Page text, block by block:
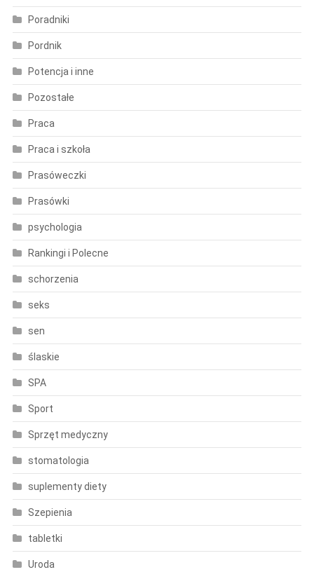
Poradniki
Pordnik
Potencja i inne
Pozostałe
Praca
Praca i szkoła
Prasóweczki
Prasówki
psychologia
Rankingi i Polecne
schorzenia
seks
sen
ślaskie
SPA
Sport
Sprzęt medyczny
stomatologia
suplementy diety
Szepienia
tabletki
Uroda